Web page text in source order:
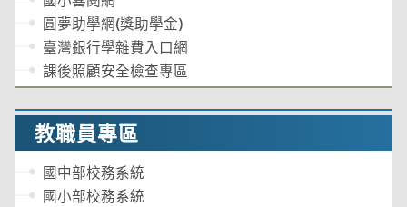
圓夢助學網(獎助學金)
臺灣銀行學雜費入口網
課後照顧安全檢查專區
教職員專區
國中部校務系統
國小部校務系統